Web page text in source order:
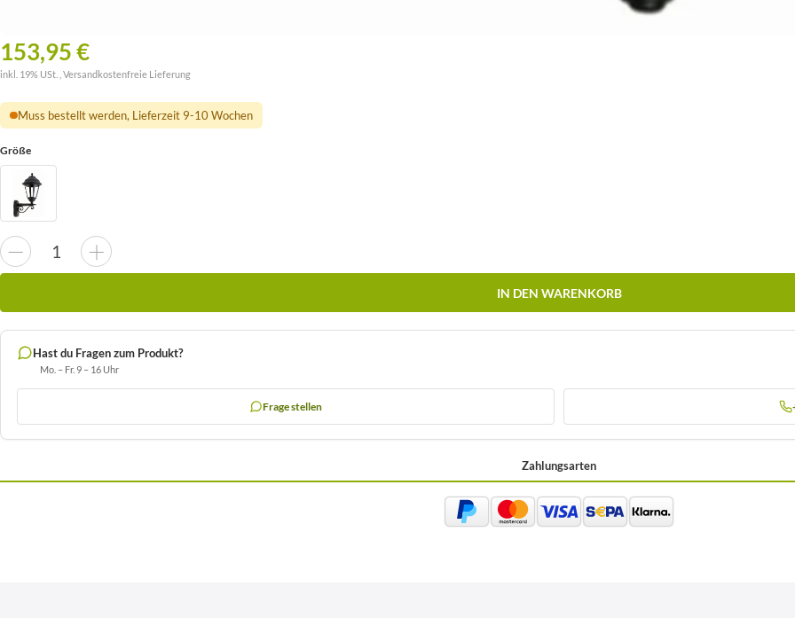
153,95 €
inkl. 19% USt. , Versandkostenfreie Lieferung
Muss bestellt werden, Lieferzeit 9-10 Wochen
Größe
IN DEN WARENKORB
Hast du Fragen zum Produkt?
Mo. – Fr. 9 – 16 Uhr
Frage stellen
Zahlungsarten